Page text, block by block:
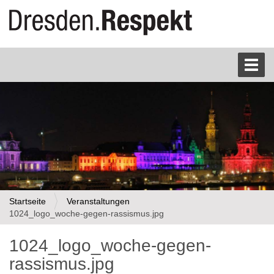
e
n
Startseite
Veranstaltungen
1024_logo_woche-gegen-rassismus.jpg
1024_logo_woche-gegen-
rassismus.jpg